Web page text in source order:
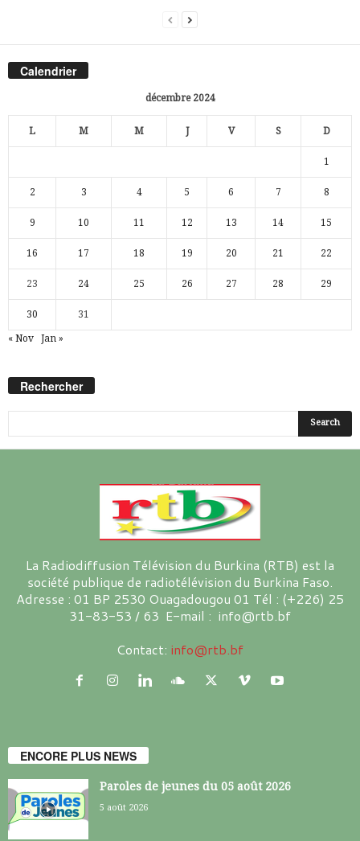
Calendrier
décembre 2024
L M M J V S D
1
2 3 4 5 6 7 8
9 10 11 12 13 14 15
16 17 18 19 20 21 22
23 24 25 26 27 28 29
30 31
« Nov Jan »
Rechercher
La Radiodiffusion Télévision du Burkina (RTB) est la
société publique de radiotélévision du Burkina Faso.
Adresse : 01 BP 2530 Ouagadougou 01 Tél : (+226) 25
31-83-53 / 63 E-mail : info@rtb.bf
Contact: info@rtb.bf
ENCORE PLUS NEWS
Paroles de jeunes du 05 août 2026
5 août 2026